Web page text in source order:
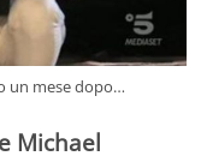
un mese dopo…
Michael